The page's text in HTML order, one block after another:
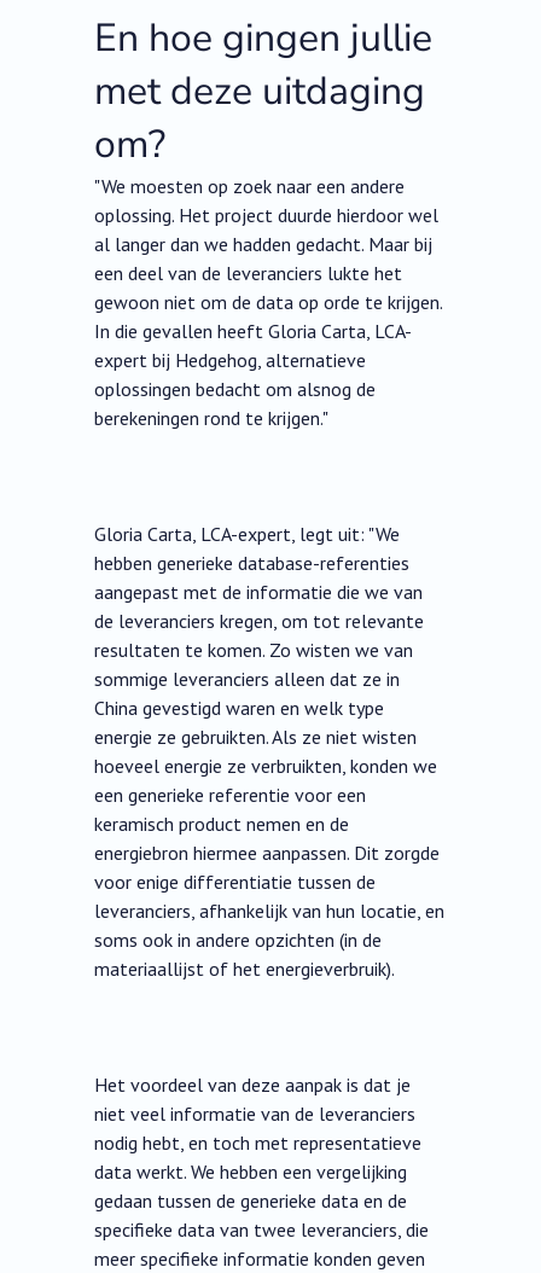
En hoe gingen jullie
met deze uitdaging
om?
"We moesten op zoek naar een andere
oplossing. Het project duurde hierdoor wel
al langer dan we hadden gedacht. Maar bij
een deel van de leveranciers lukte het
gewoon niet om de data op orde te krijgen.
In die gevallen heeft Gloria Carta, LCA-
expert bij Hedgehog, alternatieve
oplossingen bedacht om alsnog de
berekeningen rond te krijgen."
Gloria Carta, LCA-expert, legt uit: "We
hebben generieke database-referenties
aangepast met de informatie die we van
de leveranciers kregen, om tot relevante
resultaten te komen. Zo wisten we van
sommige leveranciers alleen dat ze in
China gevestigd waren en welk type
energie ze gebruikten. Als ze niet wisten
hoeveel energie ze verbruikten, konden we
een generieke referentie voor een
keramisch product nemen en de
energiebron hiermee aanpassen. Dit zorgde
voor enige differentiatie tussen de
leveranciers, afhankelijk van hun locatie, en
soms ook in andere opzichten (in de
materiaallijst of het energieverbruik).
Het voordeel van deze aanpak is dat je
niet veel informatie van de leveranciers
nodig hebt, en toch met representatieve
data werkt. We hebben een vergelijking
gedaan tussen de generieke data en de
specifieke data van twee leveranciers, die
meer specifieke informatie konden geven